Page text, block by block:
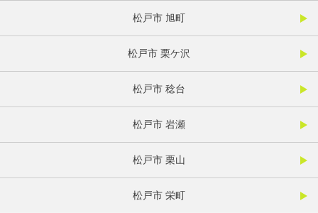
松戸市 旭町
松戸市 栗ケ沢
松戸市 稔台
松戸市 岩瀬
松戸市 栗山
松戸市 栄町